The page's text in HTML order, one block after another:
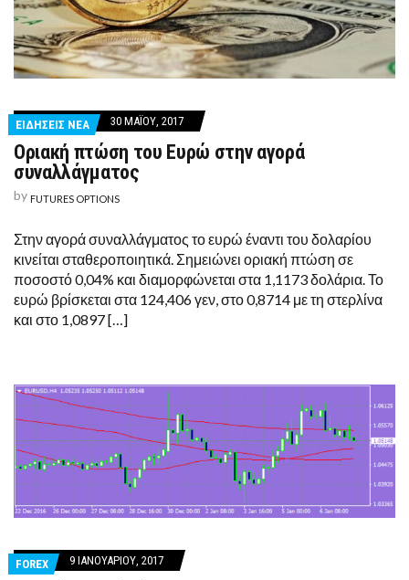
ΕΙΔΗΣΕΙΣ ΝΕΑ 30 ΜΑΪ́ΟΥ, 2017
Οριακή πτώση του Ευρώ στην αγορά
συναλλάγματος
by FUTURES OPTIONS
Στην αγορά συναλλάγματος το ευρώ έναντι του δολαρίου
κινείται σταθεροποιητικά. Σημειώνει οριακή πτώση σε
ποσοστό 0,04% και διαμορφώνεται στα 1,1173 δολάρια. Το
ευρώ βρίσκεται στα 124,406 γεν, στο 0,8714 με τη στερλίνα
και στο 1,0897 […]
FOREX 9 ΙΑΝΟΥΑΡΊΟΥ, 2017